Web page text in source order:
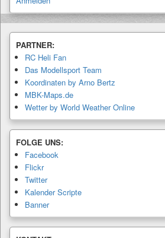
PARTNER:
RC Heli Fan
Das Modellsport Team
Koordinaten by Arno Bertz
MBK-Maps.de
Wetter by World Weather Online
FOLGE UNS:
Facebook
Flickr
Twitter
Kalender Scripte
Banner